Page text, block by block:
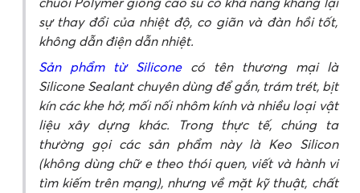
sự thay đổi của nhiệt độ, co giãn và đàn hồi tốt,
không dẫn điện dẫn nhiệt.
Sản phẩm từ Siliconecó tên thương mại là
Silicone Sealant chuyên dùng để gắn, trám trét, bịt
kín các khe hở, mối nối nhôm kính và nhiều loại vật
liệu xây dựng khác. Trong thực tế, chúng ta
thường gọi các sản phẩm này là Keo Silicon
(không dùng chữ e theo thói quen, viết và hành vi
tìm kiếm trên mạng), nhưng về mặt kỹ thuật, chất